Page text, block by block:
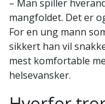
– Man spiller
mangfoldet. Det er
For en ung mann
sikkert han vil
mest komfortable
helsevansker.